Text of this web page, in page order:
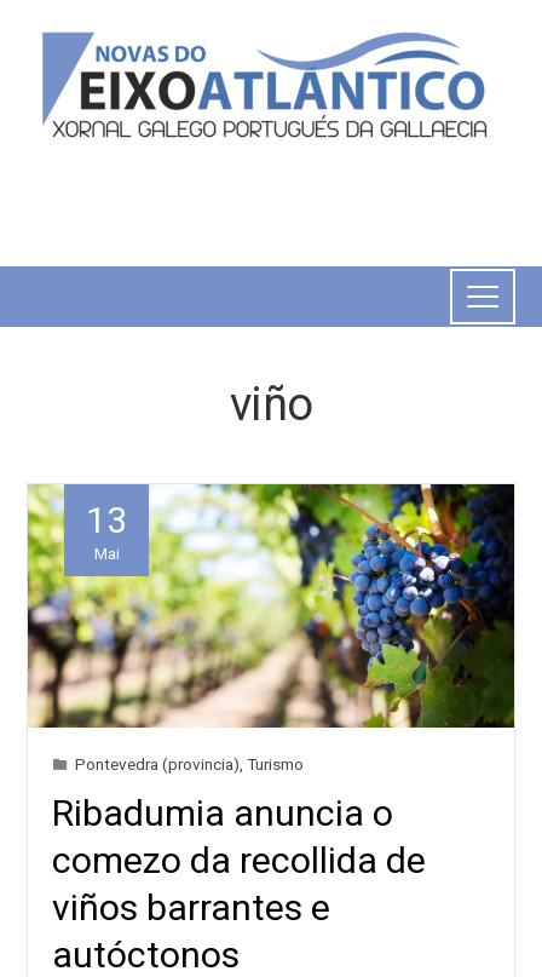
viño
13
Mai
Pontevedra (provincia) ,Turismo
Ribadumia anuncia o
comezo da recollida de
viños barrantes e
autóctonos